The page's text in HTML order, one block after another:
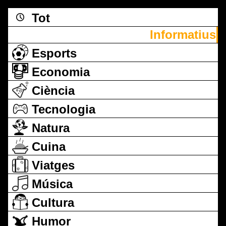
Tot
Informatius
Esports
Economia
Ciència
Tecnologia
Natura
Cuina
Viatges
Música
Cultura
Humor